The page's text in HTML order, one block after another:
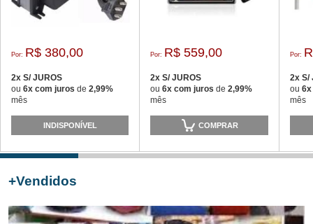
Por: R$ 380,00
2x S/ JUROS
ou 6x com juros de 2,99%
mês
INDISPONÍVEL
Por: R$ 559,00
2x S/ JUROS
ou 6x com juros de 2,99%
mês
COMPRAR
Por:
2x S/
ou
mês
+Vendidos